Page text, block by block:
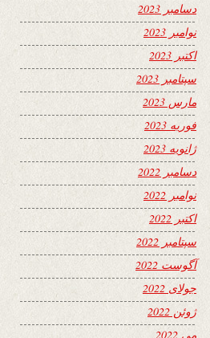
دسامبر 2023
نوامبر 2023
اکتبر 2023
سپتامبر 2023
مارس 2023
فوریه 2023
ژانویه 2023
دسامبر 2022
نوامبر 2022
اکتبر 2022
سپتامبر 2022
آگوست 2022
جولای 2022
ژوئن 2022
می 2022